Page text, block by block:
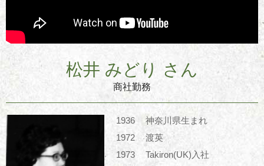
松井 みどり さん
商社勤務
1936
神奈川県生まれ
1972
渡英
1973
Takiron(UK)入社